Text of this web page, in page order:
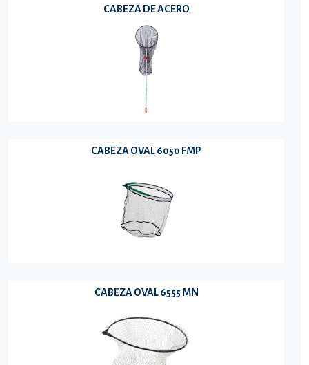
CABEZA DE ACERO
CABEZA OVAL 6050 FMP
CABEZA OVAL 6555 MN